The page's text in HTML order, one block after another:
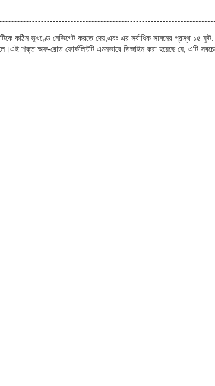
কঠিন ভূখণ্ডে নেভিগেট করতে দেয়,এবং এর সর্বাধিক সামনের প্রস্থ ১৫
শক্ত অফ-রোড ফোর্কলিফ্টটি এমনভাবে ডিজাইন করা হয়েছে যে, এটি